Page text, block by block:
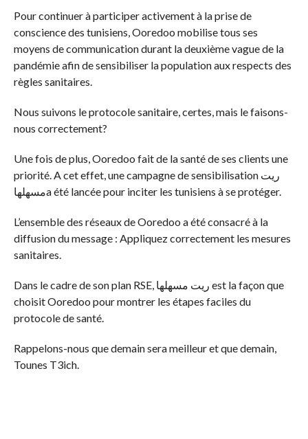
Pour continuer à participer activement à la prise de
conscience des tunisiens, Ooredoo mobilise tous ses
moyens de communication durant la deuxième vague de la
pandémie afin de sensibiliser la population aux respects des
règles sanitaires.
Nous suivons le protocole sanitaire, certes, mais le faisons-
nous correctement?
Une fois de plus, Ooredoo fait de la santé de ses clients une
priorité. A cet effet, une campagne de sensibilisation ريت
مسهلهاa été lancée pour inciter les tunisiens à se protéger.
L’ensemble des réseaux de Ooredoo a été consacré à la
diffusion du message : Appliquez correctement les mesures
sanitaires.
Dans le cadre de son plan RSE, ريت مسهلها est la façon que
choisit Ooredoo pour montrer les étapes faciles du
protocole de santé.
Rappelons-nous que demain sera meilleur et que demain,
Tounes T3ich.